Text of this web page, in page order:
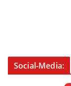
Social-Media: